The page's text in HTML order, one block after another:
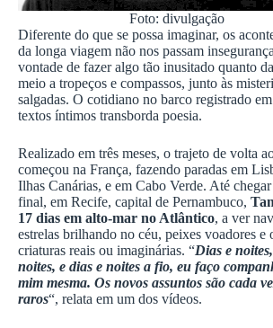
Foto: divulgação
Diferente do que se possa imaginar, os
da longa viagem não nos passam
vontade de fazer algo tão inusitado quanto
meio a tropeços e compassos, junto às
salgadas. O cotidiano no barco registrado
textos íntimos transborda poesia.
Realizado em três meses, o trajeto de volta
começou na França, fazendo paradas em
Ilhas Canárias, e em Cabo Verde. Até
final, em Recife, capital de Pernambuco,
17 dias em alto-mar no Atlântico, a ver
estrelas brilhando no céu, peixes voadores e
criaturas reais ou imaginárias. “Dias e
noites, e dias e noites a fio, eu faço
mim mesma. Os novos assuntos são cada
raros“, relata em um dos vídeos.